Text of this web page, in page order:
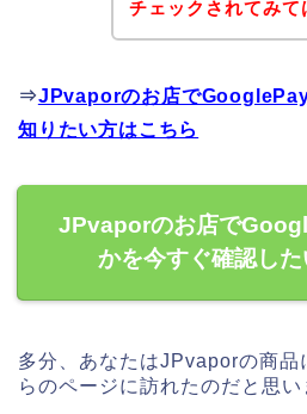
チェックされてみて
⇒JPvaporのお店で
知りたい方はこちら
JPvaporのお店で
かを今すぐ確認し
多分、あなたはJPvaporの商品
らのページに訪れたのだと思い